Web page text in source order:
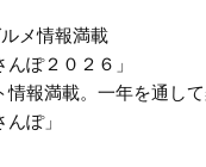
メ情報満載
ぽ２０２６」
報満載。一年を通し
ぽ」